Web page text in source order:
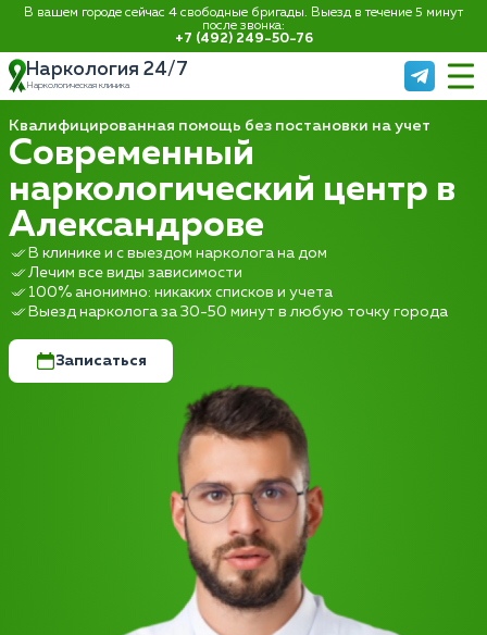
В вашем городе сейчас 4 свободные бригады. Выезд в течение 5 минут
после звонка:
+7 (492) 249-50-76
Наркология 24/7
Наркологическая клиника
Квалифицированная помощь без постановки на учет
Современный
наркологический центр в
Александрове
В клинике и с выездом нарколога на дом
Лечим все виды зависимости
100% анонимно: никаких списков и учета
Выезд нарколога за 30-50 минут в любую точку города
Записаться